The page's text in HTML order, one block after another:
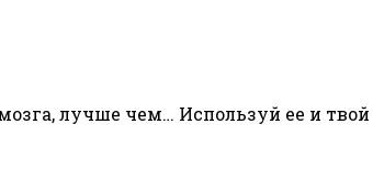
лучше чем… Используй ее и твой